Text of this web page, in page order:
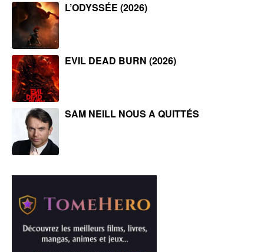
L’ODYSSÉE (2026)
EVIL DEAD BURN (2026)
SAM NEILL NOUS A QUITTÉS